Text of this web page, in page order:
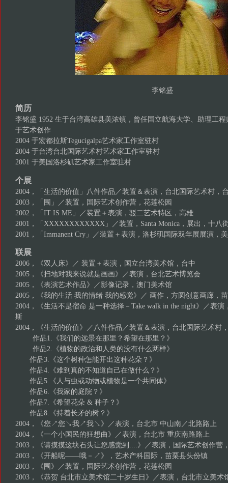
李铭盛
简历
李铭盛 1952 生于台湾高雄县美浓镇，曾任国立航海大学、助理工
于艺术创作
2004 于宏都拉斯Tegucigalpa艺术家工作室驻村
2004 于台湾台北国际艺术村艺术家工作室驻村
2001 于美国洛杉矶艺术家工作室驻村
个展
2004，「生活的价值」八件作品／装置＆表演，台北国际艺术村，
2003，「围」／装置，国际艺术创作营，花莲松园
2002，「IT IS ME」／装置＋表演，驳二艺术特区，高雄
2001，「XXXXXXXXXXXX」／装置，Santa Monica，展出，十八
2001，「Immanent Cry」／装置＋表演，洛杉矶国际双年展展演，
联展
2006，《双人床》／ 装置＋表演，国立台湾美术馆，台中
2005，《扫地对我来说就是画画》／表演，台北艺术博览会
2005，《表演艺术作品》／影像记录，澳门美术馆
2005，《我的生活 我的情绪 我的感觉》／ 画作，方圆创意画廊，
2004，《生活不是宿命 是一种选择－Take walk in the night》／表演
斯
2004，《生活的价值》／八件作品／装置＆表演，台北国际艺术村
作品1.《我们的远景在那里？希望在那里？》
作品2.《植物的政治和人类的没有什么两样》
作品3.《这个树种怎能开出这种花朵？》
作品4.《难到真的不知道自己在做什么？》
作品5.《人与虫或动物或植物是一个共同体》
作品6.《我家的庭院？》
作品7.《希望花朵 & 种子？》
作品8.《持着长矛的树？》
2004，《您↗您↘我↗我↘》／表演，台北市 中山南／北路路上
2004，《一个小国民的狂想曲》／表演，台北市 重庆南路路上
2003，《请摸摸这块石头让您感觉到....》／表演，国际艺术创作营
2003，《开船呢——哦－↗》，艺术产科国际，苗栗县头份镇
2003，《围》／装置，国际艺术创作营，花莲松园
2003，《恭贺 台北市立美术馆二十岁生日》／表演，台北市立美术